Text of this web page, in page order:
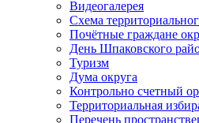
Видеогалерея
Схема
Почётные граждане
День Шпаковского
Туризм
Дума округа
Контрольно счетный
Территориальная
Перечень